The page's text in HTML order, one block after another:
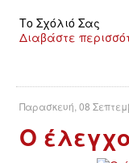
Το Σχόλιό Σας
Διαβάστε
Παρασκευή, 08
Ο